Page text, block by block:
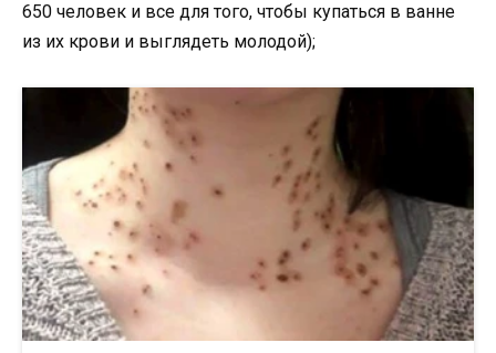
650 человек и все для того, чтобы купаться в ванне
из их крови и выглядеть молодой);